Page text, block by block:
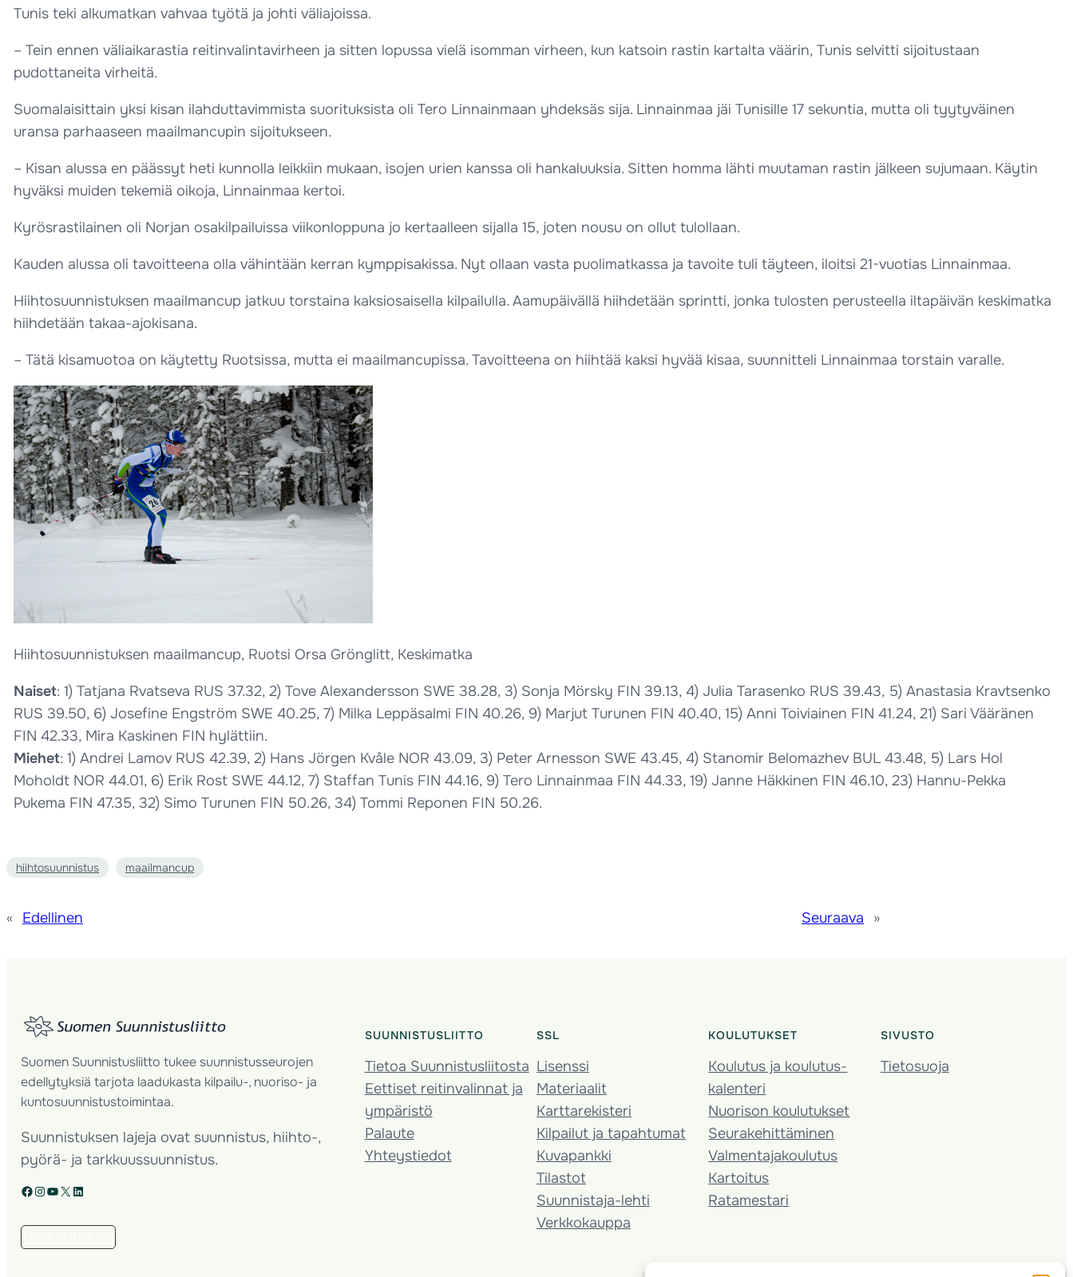
Tunis teki alkumatkan vahvaa työtä ja johti väliajoissa.
– Tein ennen väliaikarastia reitinvalintavirheen ja sitten lopussa vielä isomman virheen, kun katsoin rastin kartalta väärin, Tunis selvitti sijoitustaan
pudottaneita virheitä.
Suomalaisittain yksi kisan ilahduttavimmista suorituksista oli Tero Linnainmaan yhdeksäs sija. Linnainmaa jäi Tunisille 17 sekuntia, mutta oli tyytyväinen
uransa parhaaseen maailmancupin sijoitukseen.
– Kisan alussa en päässyt heti kunnolla leikkiin mukaan, isojen urien kanssa oli hankaluuksia. Sitten homma lähti muutaman rastin jälkeen sujumaan. Käytin
hyväksi muiden tekemiä oikoja, Linnainmaa kertoi.
Kyrösrastilainen oli Norjan osakilpailuissa viikonloppuna jo kertaalleen sijalla 15, joten nousu on ollut tulollaan.
Kauden alussa oli tavoitteena olla vähintään kerran kymppisakissa. Nyt ollaan vasta puolimatkassa ja tavoite tuli täyteen, iloitsi 21-vuotias Linnainmaa.
Hiihtosuunnistuksen maailmancup jatkuu torstaina kaksiosaisella kilpailulla. Aamupäivällä hiihdetään sprintti, jonka tulosten perusteella iltapäivän keskimatka
hiihdetään takaa-ajokisana.
– Tätä kisamuotoa on käytetty Ruotsissa, mutta ei maailmancupissa. Tavoitteena on hiihtää kaksi hyvää kisaa, suunnitteli Linnainmaa torstain varalle.
Hiihtosuunnistuksen maailmancup, Ruotsi Orsa Grönglitt, Keskimatka
Naiset: 1) Tatjana Rvatseva RUS 37.32, 2) Tove Alexandersson SWE 38.28, 3) Sonja Mörsky FIN 39.13, 4) Julia Tarasenko RUS 39.43, 5) Anastasia Kravtsenko
RUS 39.50, 6) Josefine Engström SWE 40.25, 7) Milka Leppäsalmi FIN 40.26, 9) Marjut Turunen FIN 40.40, 15) Anni Toiviainen FIN 41.24, 21) Sari Vääränen
FIN 42.33, Mira Kaskinen FIN hylättiin.
Miehet: 1) Andrei Lamov RUS 42.39, 2) Hans Jörgen Kvåle NOR 43.09, 3) Peter Arnesson SWE 43.45, 4) Stanomir Belomazhev BUL 43.48, 5) Lars Hol
Moholdt NOR 44.01, 6) Erik Rost SWE 44.12, 7) Staffan Tunis FIN 44.16, 9) Tero Linnainmaa FIN 44.33, 19) Janne Häkkinen FIN 46.10, 23) Hannu-Pekka
Pukema FIN 47.35, 32) Simo Turunen FIN 50.26, 34) Tommi Reponen FIN 50.26.
hiihtosuunnistus maailmancup
« Edellinen Seuraava »
Suomen Suunnistusliitto tukee suunnistusseurojen
edellytyksiä tarjota laadukasta kilpailu-, nuoriso- ja
kuntosuunnistustoimintaa.
Suunnistuksen lajeja ovat suunnistus, hiihto-,
pyörä- ja tarkkuussuunnistus.
Facebook Instagram YouTube X LinkedIn
SUUNNISTUSLIITTO
Tietoa Suunnistusliitosta
Eettiset reitinvalinnat ja
ympäristö
Palaute
Yhteystiedot
SSL
Lisenssi
Materiaalit
Karttarekisteri
Kilpailut ja tapahtumat
Kuvapankki
Tilastot
Suunnistaja-lehti
Verkkokauppa
KOULUTUKSET
Koulutus ja koulutus­
kalenteri
Nuorison koulutukset
Seura­kehittäminen
Valmentaja­koulutus
Kartoitus
Ratamestari
SIVUSTO
Tietosuoja